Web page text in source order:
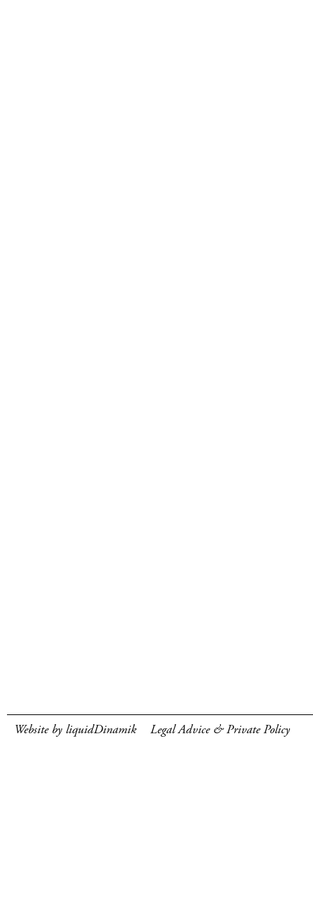
Website by liquidDinamik Legal Advice & Private Policy